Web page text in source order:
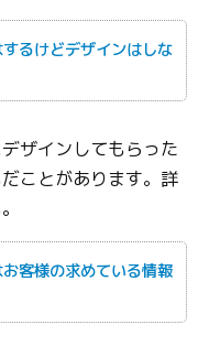
るけどデザインはしな
ザインしてもらった
ことがあります。詳
客様の求めている情報